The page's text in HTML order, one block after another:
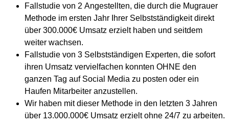
Fallstudie von 2 Angestellten, die durch die Mugrauer
Methode im ersten Jahr Ihrer Selbstständigkeit direkt
über 300.000€ Umsatz erzielt haben und seitdem
weiter wachsen.
​Fallstudie von 3 Selbstständigen Experten, die sofort
ihren Umsatz vervielfachen konnten OHNE den
ganzen Tag auf Social Media zu posten oder ein
Haufen Mitarbeiter anzustellen.
Wir haben mit dieser Methode in den letzten 3 Jahren
über 13.000.000€ Umsatz erzielt ohne 24/7 zu arbeiten.